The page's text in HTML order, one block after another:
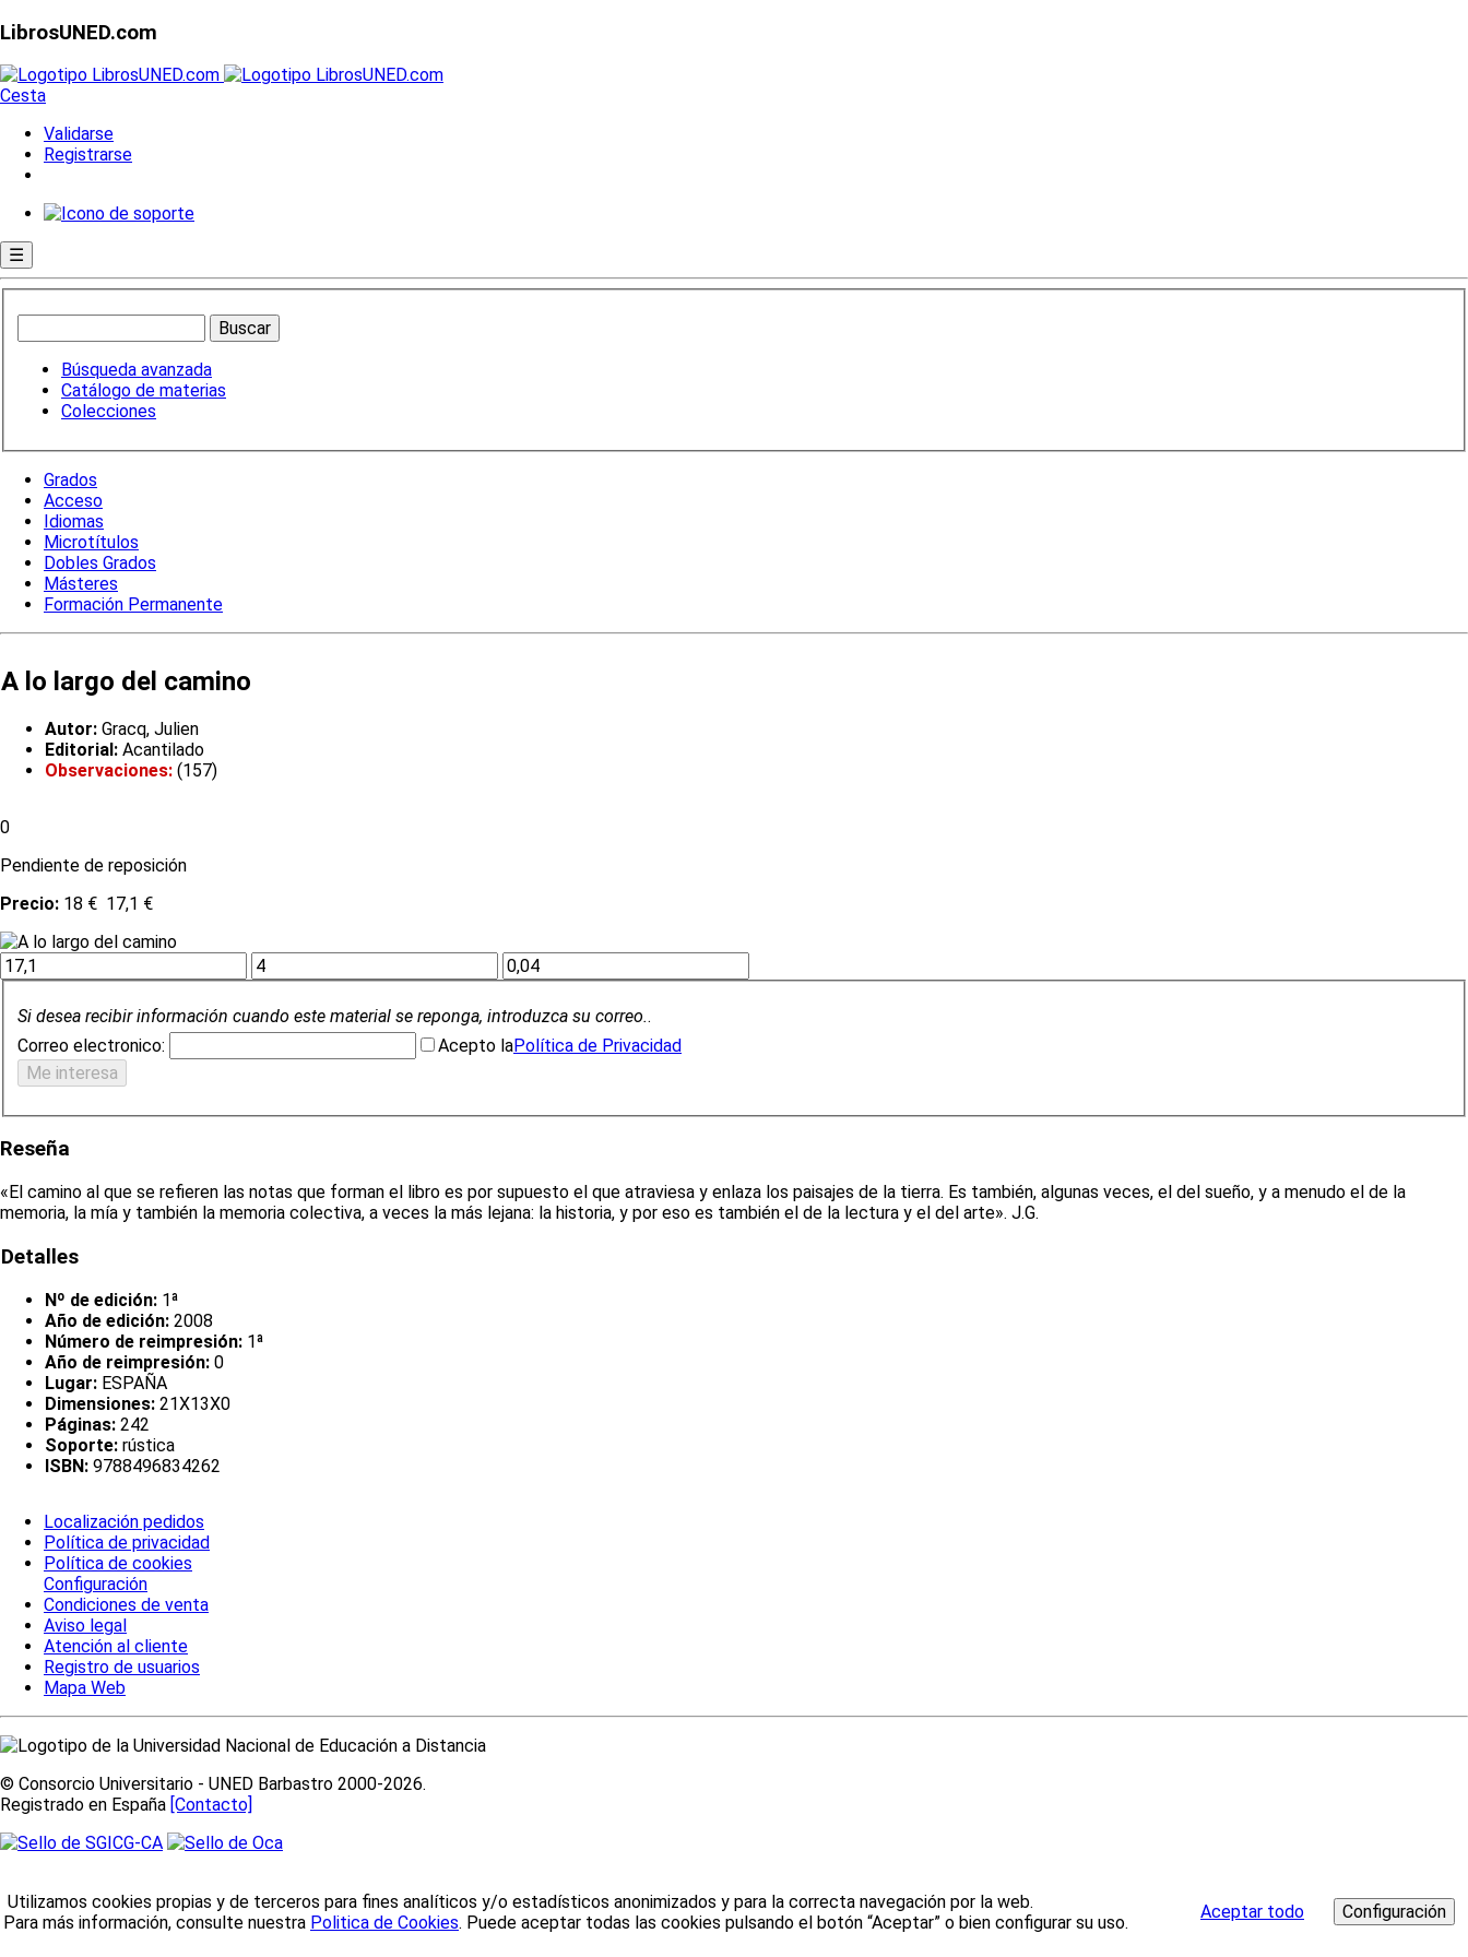
LibrosUNED.com
Cesta
Validarse
Registrarse
☰
Búsqueda avanzada
Catálogo de materias
Colecciones
Grados
Acceso
Idiomas
Microtítulos
Dobles Grados
Másteres
Formación Permanente
A lo largo del camino
Autor: Gracq, Julien
Editorial: Acantilado
Observaciones: (157)
0
Pendiente de reposición
Precio: 18 € 17,1 €
Si desea recibir información cuando este material se reponga, introduzca su correo..
Correo electronico:
Acepto laPolítica de Privacidad
Reseña
«El camino al que se refieren las notas que forman el libro es por supuesto el que atraviesa y enlaza los paisajes de la tierra. Es también, algunas veces, el del sueño, y a menudo el de la
memoria, la mía y también la memoria colectiva, a veces la más lejana: la historia, y por eso es también el de la lectura y el del arte». J.G.
Detalles
Nº de edición: 1ª
Año de edición: 2008
Número de reimpresión: 1ª
Año de reimpresión: 0
Lugar: ESPAÑA
Dimensiones: 21X13X0
Páginas: 242
Soporte: rústica
ISBN: 9788496834262
Localización pedidos
Política de privacidad
Política de cookies
Configuración
Condiciones de venta
Aviso legal
Atención al cliente
Registro de usuarios
Mapa Web
© Consorcio Universitario - UNED Barbastro 2000-2026.
Registrado en España [Contacto]
Utilizamos cookies propias y de terceros para fines analíticos y/o estadísticos anonimizados y para la correcta navegación por la web.
Para más información, consulte nuestra Politica de Cookies. Puede aceptar todas las cookies pulsando el botón “Aceptar” o bien configurar su uso.
Aceptar todo